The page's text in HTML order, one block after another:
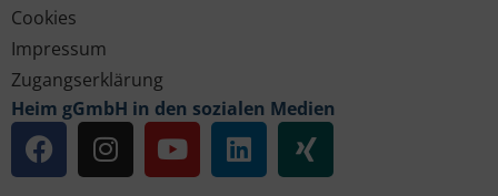
Cookies
Impressum
Zugangserklärung
Heim gGmbH in den sozialen Medien